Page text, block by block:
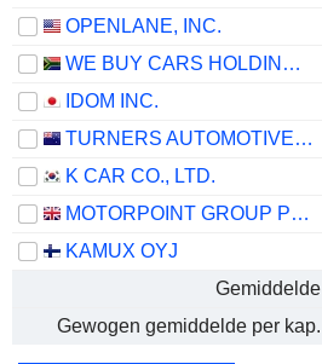
OPENLANE, INC.
WE BUY CARS HOLDINGS LIMITED
IDOM INC.
TURNERS AUTOMOTIVE GROUP LIMITED
K CAR CO., LTD.
MOTORPOINT GROUP PLC
KAMUX OYJ
Gemiddelde
Gewogen gemiddelde per kap.